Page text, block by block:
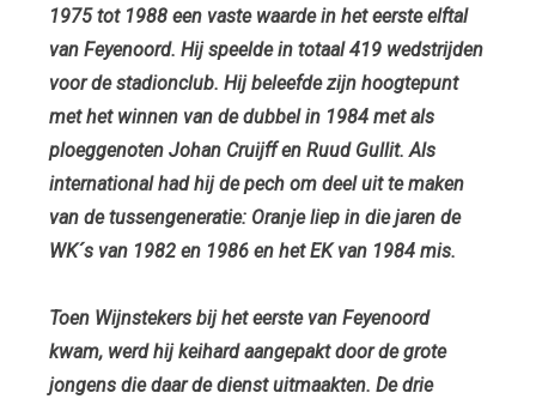
1975 tot 1988 een vaste waarde in het eerste elftal
van Feyenoord. Hij speelde in totaal 419 wedstrijden
voor de stadionclub. Hij beleefde zijn hoogtepunt
met het winnen van de dubbel in 1984 met als
ploeggenoten Johan Cruijff en Ruud Gullit. Als
international had hij de pech om deel uit te maken
van de tussengeneratie: Oranje liep in die jaren de
WK´s van 1982 en 1986 en het EK van 1984 mis.
Toen Wijnstekers bij het eerste van Feyenoord
kwam, werd hij keihard aangepakt door de grote
jongens die daar de dienst uitmaakten. De drie